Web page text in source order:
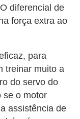
diferencial de
força extra ao
para
treinar muito a
do servo do
se o motor
assistência de